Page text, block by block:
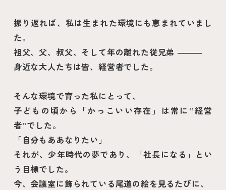
振り返れば、私は生まれた環境にも恵まれていまし
た。
祖父、父、叔父、そして年の離れた従兄弟―
身近な大人たちは皆、経営者でした。
そんな環境で育った私にとって、
子どもの頃から「かっこいい存在」は常に“経営
者”でした。
「自分もああなりたい」
それが、少年時代の夢であり、「社長になる」とい
う目標でした。
今、会議室に飾られている尾道の絵を見るたびに、